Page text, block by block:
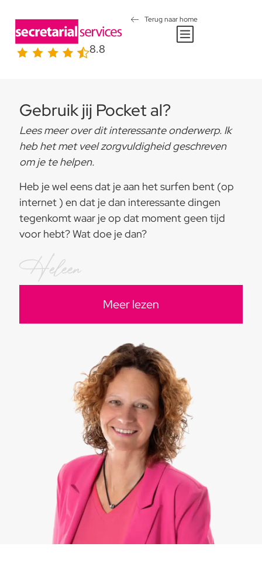
8.8
Terug naar home
Gebruik jij Pocket al?
Lees meer over dit interessante onderwerp. Ik
heb het met veel zorgvuldigheid geschreven
om je te helpen.
Heb je wel eens dat je aan het surfen bent (op
internet ) en dat je dan interessante dingen
tegenkomt waar je op dat moment geen tijd
voor hebt? Wat doe je dan?
Meer lezen
Heleen